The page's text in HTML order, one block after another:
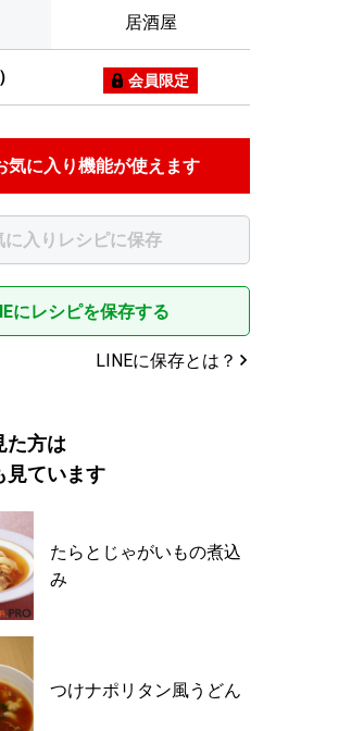
居酒屋
会員限定
気に入り機能が使えます
に入りレシピに保存
にレシピを保存する
LINEに保存とは？
た方は
見ています
たらとじゃがいもの煮込
み
つけナポリタン風うどん